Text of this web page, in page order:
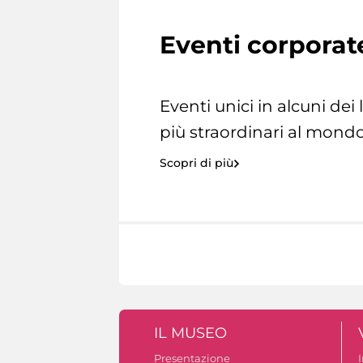
Eventi
Eventi unici in alcuni dei
più straordinari al
Scopri di più
IL MUSEO
Presentazione